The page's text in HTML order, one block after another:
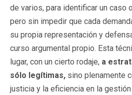
de varios, para identificar un caso
pero sin impedir que cada
su propia representación y
curso argumental propio. Esta
lugar, con un cierto rodaje, a
sólo legítimas, sino plenamente
justicia y la eficiencia en la